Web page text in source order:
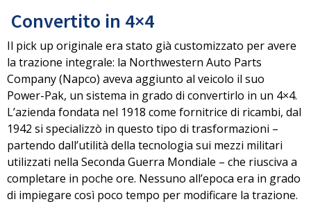
Convertito in 4×4
Il pick up originale era stato già customizzato per avere
la trazione integrale: la Northwestern Auto Parts
Company (Napco) aveva aggiunto al veicolo il suo
Power-Pak, un sistema in grado di convertirlo in un 4×4.
L’azienda fondata nel 1918 come fornitrice di ricambi, dal
1942 si specializzò in questo tipo di trasformazioni –
partendo dall’utilità della tecnologia sui mezzi militari
utilizzati nella Seconda Guerra Mondiale – che riusciva a
completare in poche ore. Nessuno all’epoca era in grado
di impiegare così poco tempo per modificare la trazione.